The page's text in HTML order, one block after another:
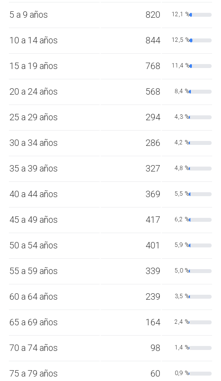
5 a 9 años 820 12,1 %
10 a 14 años 844 12,5 %
15 a 19 años 768 11,4 %
20 a 24 años 568 8,4 %
25 a 29 años 294 4,3 %
30 a 34 años 286 4,2 %
35 a 39 años 327 4,8 %
40 a 44 años 369 5,5 %
45 a 49 años 417 6,2 %
50 a 54 años 401 5,9 %
55 a 59 años 339 5,0 %
60 a 64 años 239 3,5 %
65 a 69 años 164 2,4 %
70 a 74 años 98 1,4 %
75 a 79 años 60 0,9 %